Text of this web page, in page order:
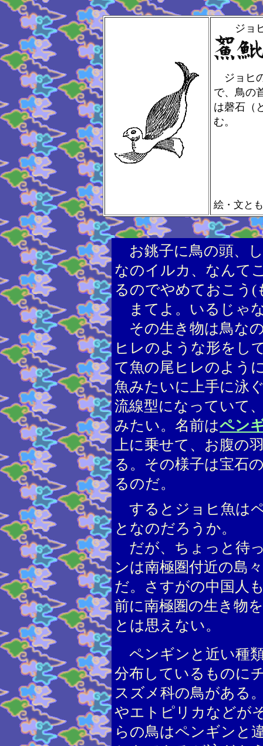
ジョ
ジョヒ
で、鳥の
は磬石（
む。
絵・文と
お銚子に鳥の頭、
なのイルカ、なんて
るのでやめておこう(
まてよ。いるじゃ
その生き物は鳥な
ヒレのような形をし
て魚の尾ヒレのよう
魚みたいに上手に泳
流線型になっていて
みたい。名前はペン
上に乗せて、お腹の
る。その様子は宝石
るのだ。
するとジョヒ魚は
となのだろうか。
だが、ちょっと待
ンは南極圏付近の島
だ。さすがの中国人
前に南極圏の生き物
とは思えない。
ペンギンと近い種
分布しているものに
スズメ科の鳥がある
やエトピリカなどが
らの鳥はペンギンと